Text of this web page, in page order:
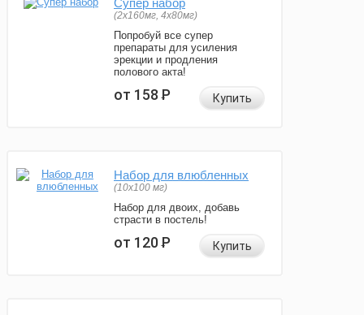
Супер набор
(2х160мг, 4х80мг)
Попробуй все супер
препараты для усиления
эрекции и продления
полового акта!
от 158Р Купить
Набор для влюбленных
(10х100 мг)
Набор для двоих, добавь
страсти в постель!
от 120Р Купить